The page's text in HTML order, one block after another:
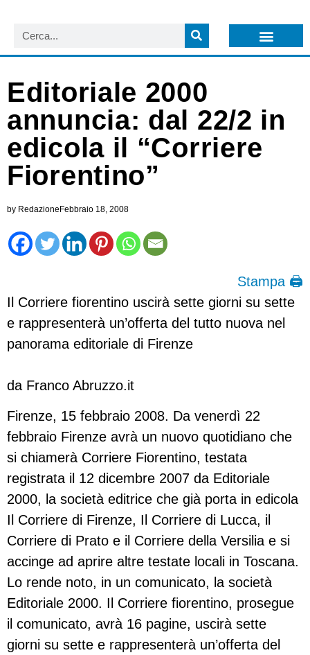
Editoriale 2000
annuncia: dal 22/2 in
edicola il “Corriere
Fiorentino”
by Redazione Febbraio 18, 2008
Stampa 🖨
Il Corriere fiorentino uscirà sette giorni su sette
e rappresenterà un’offerta del tutto nuova nel
panorama editoriale di Firenze
da Franco Abruzzo.it
Firenze, 15 febbraio 2008. Da venerdì 22
febbraio Firenze avrà un nuovo quotidiano che
si chiamerà Corriere Fiorentino, testata
registrata il 12 dicembre 2007 da Editoriale
2000, la società editrice che già porta in edicola
Il Corriere di Firenze, Il Corriere di Lucca, il
Corriere di Prato e il Corriere della Versilia e si
accinge ad aprire altre testate locali in Toscana.
Lo rende noto, in un comunicato, la società
Editoriale 2000. Il Corriere fiorentino, prosegue
il comunicato, avrà 16 pagine, uscirà sette
giorni su sette e rappresenterà un’offerta del